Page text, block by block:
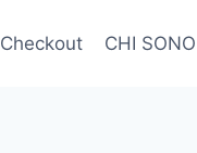
Checkout CHI SONO